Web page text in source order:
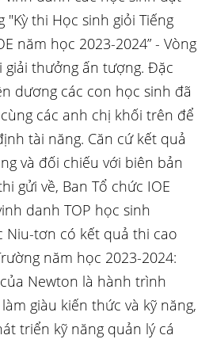
thi Học sinh giỏi Tiếng
năm học 2023-2024” - Vòng
giải thưởng ấn tượng. Đặc
dương các con học sinh đã
các anh chị khối trên để
tài năng. Căn cứ kết quả
và đối chiếu với biên bản
gửi về, Ban Tổ chức IOE
danh TOP học sinh
Niu-tơn có kết quả thi cao
năm học 2023-2024:
Newton là hành trình
giàu kiến thức và kỹ năng,
triển kỹ năng quản lý cá